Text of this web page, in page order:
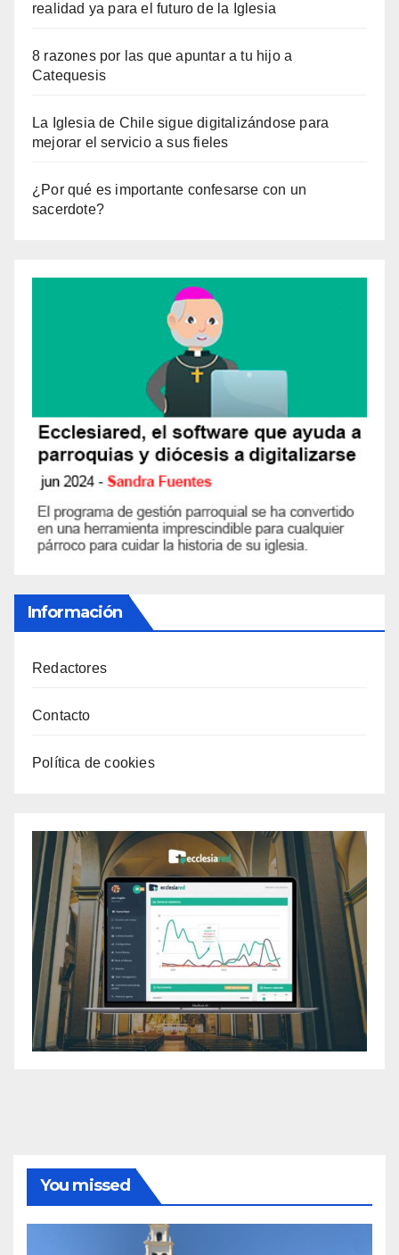
realidad ya para el futuro de la Iglesia
8 razones por las que apuntar a tu hijo a
Catequesis
La Iglesia de Chile sigue digitalizándose para
mejorar el servicio a sus fieles
¿Por qué es importante confesarse con un
sacerdote?
Información
Redactores
Contacto
Política de cookies
You missed